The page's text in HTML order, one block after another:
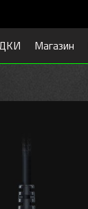
Магазин